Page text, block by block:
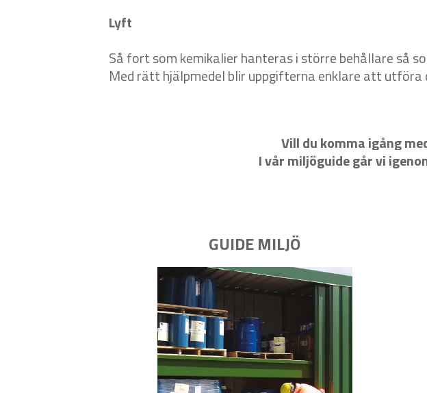
Lyft
Så fort som kemikalier hanteras i större behållare så
Med rätt hjälpmedel blir uppgifterna enklare att
Vill du komma igång
I vår miljöguide går vi
GUIDE MILJÖ